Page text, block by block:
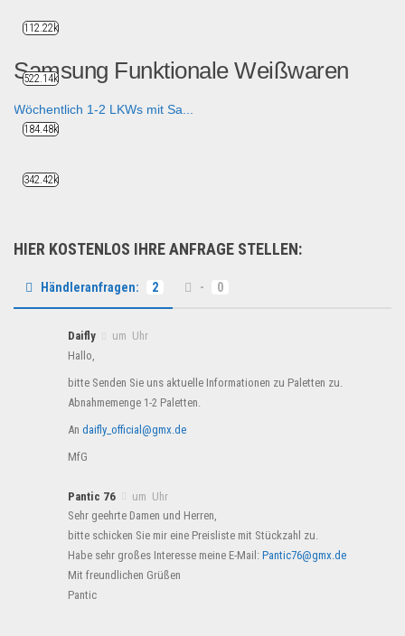
Samsung Funktionale Weißwaren
Wöchentlich 1-2 LKWs mit Sa...
Haushaltswaren
HIER KOSTENLOS IHRE ANFRAGE STELLEN:
Händleranfragen: 2 - 0
Daifly
um Uhr
Hallo,
bitte Senden Sie uns aktuelle Informationen zu Paletten zu.
Abnahmemenge 1-2 Paletten.
An daifly_official@gmx.de
MfG
Pantic 76
um Uhr
Sehr geehrte Damen und Herren,
bitte schicken Sie mir eine Preisliste mit Stückzahl zu.
Habe sehr großes Interesse meine E-Mail: Pantic76@gmx.de
Mit freundlichen Grüßen
Pantic
112.22k
522.14k
184.48k
342.42k